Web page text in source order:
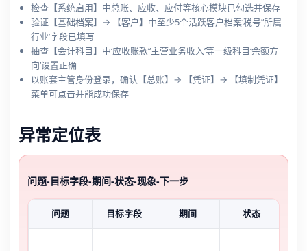
检查【系统启用】中总账、应收、应付等核心模块已勾选并保存
验证【基础档案】→ 【客户】中至少5个活跃客户档案‘税号’‘所属
行业’字段已填写
抽查【会计科目】中‘应收账款’‘主营业务收入’等一级科目‘余额方
向’设置正确
以账套主管身份登录，确认【总账】→ 【凭证】→ 【填制凭证】
菜单可点击并能成功保存
异常定位表
问题-目标字段-期间-状态-现象-下一步
问题 目标字段 期间 状态